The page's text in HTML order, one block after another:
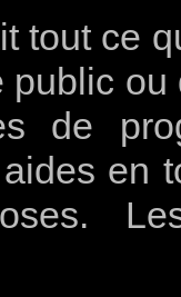
tout ce
public
de
en